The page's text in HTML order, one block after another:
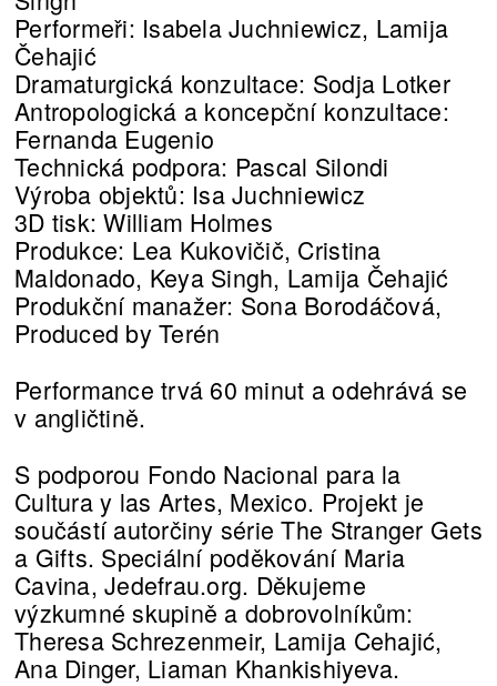
Performeři: Isabela Juchniewicz, Lamija
Čehajić
Dramaturgická konzultace: Sodja Lotker
Antropologická a koncepční konzultace:
Fernanda Eugenio
Technická podpora: Pascal Silondi
Výroba objektů: Isa Juchniewicz
3D tisk: William Holmes
Produkce: Lea Kukovičič, Cristina
Maldonado, Keya Singh, Lamija Čehajić
Produkční manažer: Sona Borodáčová,
Produced by Terén
Performance trvá 60 minut a odehrává se
v angličtině.
S podporou Fondo Nacional para la
Cultura y las Artes, Mexico. Projekt je
součástí autorčiny série The Stranger Gets
a Gifts. Speciální poděkování Maria
Cavina, Jedefrau.org. Děkujeme
výzkumné skupině a dobrovolníkům:
Theresa Schrezenmeir, Lamija Cehajić,
Ana Dinger, Liaman Khankishiyeva.